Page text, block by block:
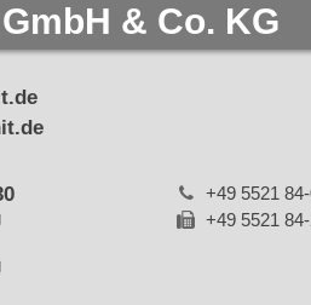
& Co. KG
+49 5521
+49 5521